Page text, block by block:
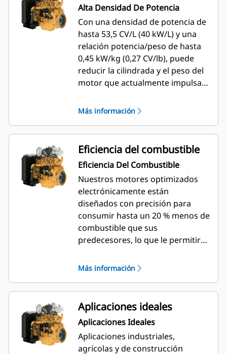
Alta Densidad De Potencia
Con una densidad de potencia de
hasta 53,5 CV/L (40 kW/L) y una
relación potencia/peso de hasta
0,45 kW/kg (0,27 CV/lb), puede
reducir la cilindrada y el peso del
motor que actualmente impulsa
Más información
Eficiencia del combustible
Eficiencia Del Combustible
Nuestros motores optimizados
electrónicamente están
diseñados con precisión para
consumir hasta un 20 % menos de
combustible que sus
predecesores, lo que le permitirá
hecho, nuestro avanzado
consumo de combustible hasta
185 g/kW-hora y puede adaptarse
a los ciclos de funcionamiento de
una amplia gama de equipos y
aplicaciones, manteniendo bajos
los costes de funcionamiento,
Más información
Aplicaciones ideales
Aplicaciones Ideales
Aplicaciones industriales,
agrícolas y de construcción